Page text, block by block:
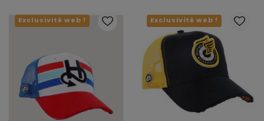
Exclusivité web ! Exclusivité web !